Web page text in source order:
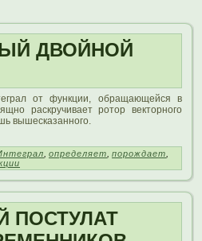
ДВОЙНОЙ
от функции, обращающейся в
раскручивает ротор векторного
вышесказанного.
определяет порождает
ПОСТУЛАТ